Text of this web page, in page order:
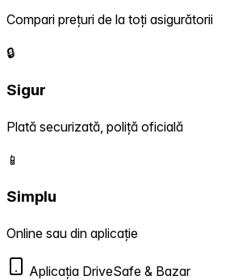
Compari prețuri de la toți asigurătorii
🔒
Sigur
Plată securizată, poliță oficială
📱
Simplu
Online sau din aplicație
Aplicația DriveSafe & Bazar